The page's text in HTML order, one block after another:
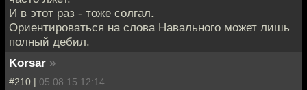
И в этот раз - тоже солгал.
Ориентироваться на слова Навального может лишь
полный дебил.
Korsar »
#210 | 05.08.15 12:14